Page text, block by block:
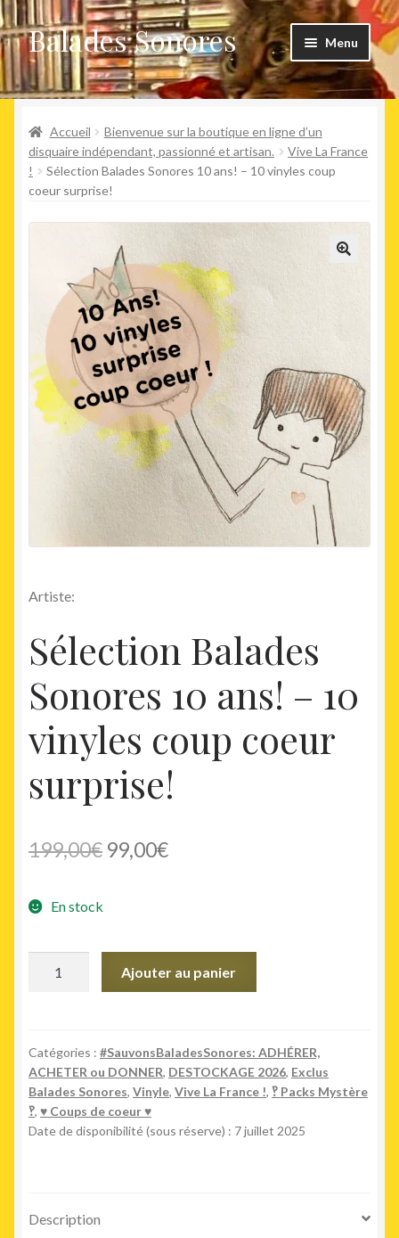
Aller
à
la
navigation
Aller
au
contenu
Balades Sonores Menu
Boutique
Nouveaux arrivages
le
Précommandes
Agenda
Accueil
Bienvenue sur la boutique en ligne d’un
disquaire indépendant, passionné et artisan.
Vive La France
!
Sélection Balades Sonores 10 ans! – 10 vinyles coup
coeur surprise!
Artiste:
Sélection Balades
Sonores 10 ans! – 10
vinyles coup coeur
surprise!
199,00€ Le
199,00€.
99,00€Le
99,00€.
En stock
Sonores
10
ans!
-
10
surprise!
Ajouter au panier
Catégories : #SauvonsBaladesSonores: ADHÉRER,
ACHETER ou DONNER, DESTOCKAGE 2026, Exclus
Balades Sonores, Vinyle, Vive La France !, ‽ Packs Mystère
‽, ♥︎ Coups de coeur ♥︎
Date de disponibilité (sous réserve) : 7 juillet 2025
Description